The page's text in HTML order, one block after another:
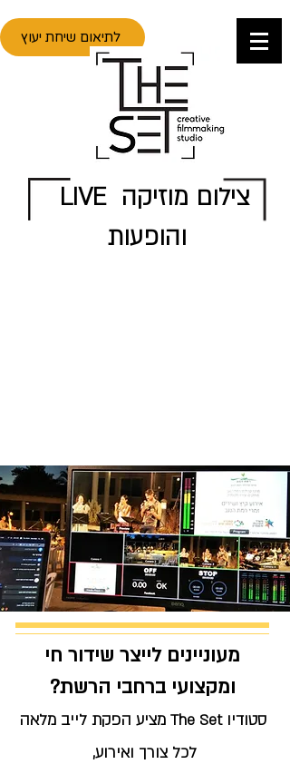
לתיאום שיחת יעוץ
LIVE צילום מוזיקה
והופעות
מעוניינים לייצר שידור חי
ומקצועי ברחבי הרשת?
סטודיו The Set מציע הפקת לייב מלאה
לכל צורך ואירוע,